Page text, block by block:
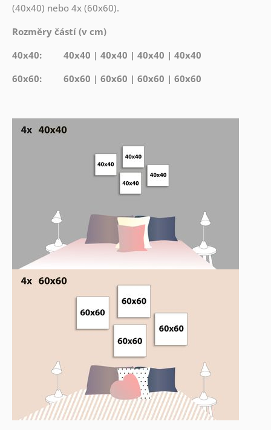
(40x40) nebo 4x (60x60).
Rozměry částí (v cm)
40x40: 40x40 | 40x40 | 40x40 | 40x40
60x60: 60x60 | 60x60 | 60x60 | 60x60